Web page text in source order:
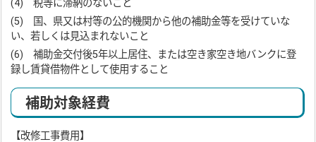
(4) 税等に滞納のないこと
(5) 国、県又は村等の公的機関から他の補助金等を受けていな
い、若しくは見込まれないこと
(6) 補助金交付後5年以上居住、または空き家空き地バンクに登
録し賃貸借物件として使用すること
補助対象経費
【改修工事費用】